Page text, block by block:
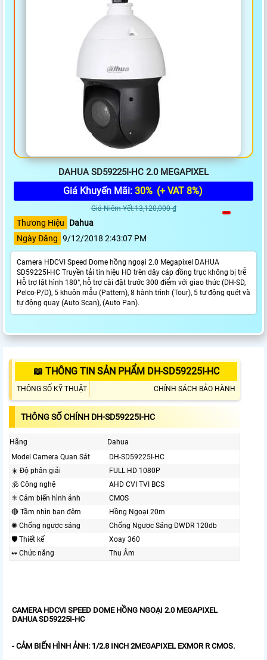
DAHUA SD59225I-HC 2.0 MEGAPIXEL
Giá Khuyến Mãi: 30% (+ VAT 8%)
Giá Niêm Yết:13,120,000 ₫
Thương Hiệu
Dahua
Ngày Đăng 9/12/2018 2:43:07 PM
Camera HDCVI Speed Dome hồng ngoại 2.0 Megapixel DAHUA
SD59225I-HC Truyền tải tín hiệu HD trên dây cáp đồng trục không bị trễ
Hỗ trợ lật hình 180°, hỗ trợ cài đặt trước 300 điểm với giao thức (DH-SD,
Pelco-P/D), 5 khuôn mẫu (Pattern), 8 hành trình (Tour), 5 tự động quét và
tự động quay (Auto Scan), (Auto Pan).
📖 THÔNG TIN SẢN PHẨM DH-SD59225I-HC
THÔNG SỐ KỸ THUẬT CHÍNH SÁCH BẢO HÀNH
THÔNG SỐ CHÍNH DH-SD59225I-HC
Hãng
Dahua
Model Camera Quan Sát
DH-SD59225I-HC
☀️ Độ phân giải
FULL HD 1080P
🕉️ Công nghệ
AHD CVI TVI BCS
✳️ Cảm biến hình ảnh
CMOS
🔴 Tầm nhìn ban đêm
Hồng Ngoại 20m
✺ Chống ngược sáng
Chống Ngược Sáng DWDR 120db
🛡 Thiết kế
Xoay 360
↭ Chức năng
Thu Âm
CAMERA HDCVI SPEED DOME HỒNG NGOẠI 2.0 MEGAPIXEL
DAHUA SD59225I-HC
- CẢM BIẾN HÌNH ẢNH: 1/2.8 INCH 2MEGAPIXEL EXMOR R CMOS.